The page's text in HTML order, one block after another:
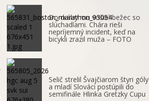
Do dráhy mu vošiel bežec so
slúchadlami. Chára rieši
nepríjemný incident, keď na
bicykli zrazil muža – FOTO
Selič strelil Švajčiarom štyri góly
a mladí Slováci postúpili do
semifinále Hlinka Gretzky Cupu